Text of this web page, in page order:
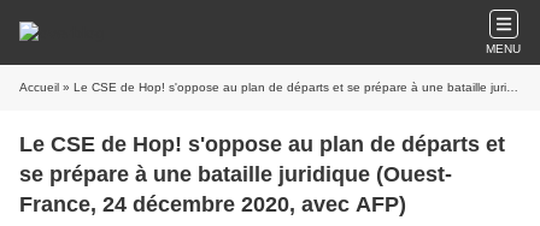
MENU
Accueil » Le CSE de Hop! s'oppose au plan de départs et se prépare à une bataille juridique (Ouest-France, 24 décembre 2020, avec AFP)
Le CSE de Hop! s'oppose au plan de départs et
se prépare à une bataille juridique (Ouest-
France, 24 décembre 2020, avec AFP)